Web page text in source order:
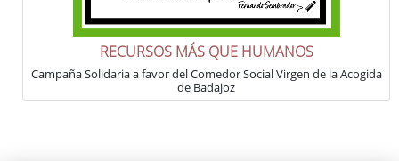
RECURSOS MÁS QUE HUMANOS
Campaña Solidaria a favor del Comedor Social Virgen de la Acogida
de Badajoz